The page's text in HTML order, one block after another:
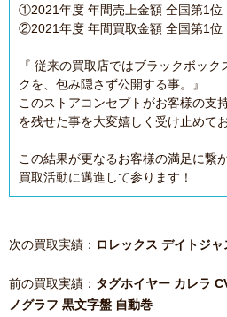
①2021年度 年間売上金額 全国第1位
②2021年度 年間買取金額 全国第1位
『 従来の買取店ではブラックボッ
クを、包み隠さず公開する事。』
このストアコンセプトがお客様の支
を残せた事を大変嬉しく受け止めて
この結果が更なるお客様の満足に繋
買取活動に邁進して参ります！
次の買取実績： ロレックス デイトジ
前の買取実績： タグホイヤー カレラ
ノグラフ 黒文字盤 自動巻